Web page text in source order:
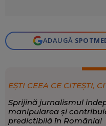
ADAUGĂ
EȘTI CEEA CE CITEȘTI,
Sprijină jurnalismul
manipularea și
predictibilă în România!